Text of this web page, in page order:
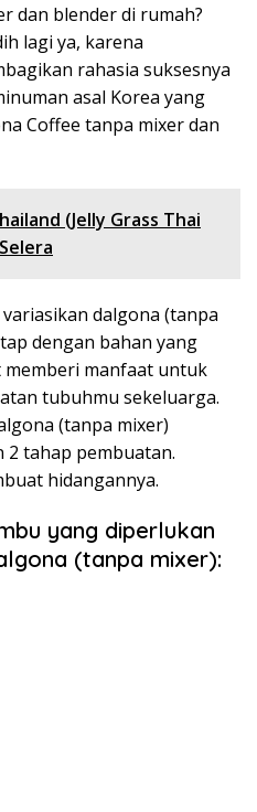
dan blender di rumah?
lagi ya, karena
rahasia suksesnya
asal Korea yang
Coffee tanpa mixer dan
(Jelly Grass Thai
dalgona (tanpa
dengan bahan yang
memberi manfaat untuk
tubuhmu sekeluarga.
(tanpa mixer)
2 tahap pembuatan.
hidangannya.
yang diperlukan
(tanpa mixer):